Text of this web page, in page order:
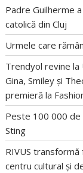
Padre Guilherme
catolică din Cluj
Urmele care
Trendyol revine la
Gina, Smiley și
premieră la
Peste 100 000 de
Sting
RIVUS
centru cultural și